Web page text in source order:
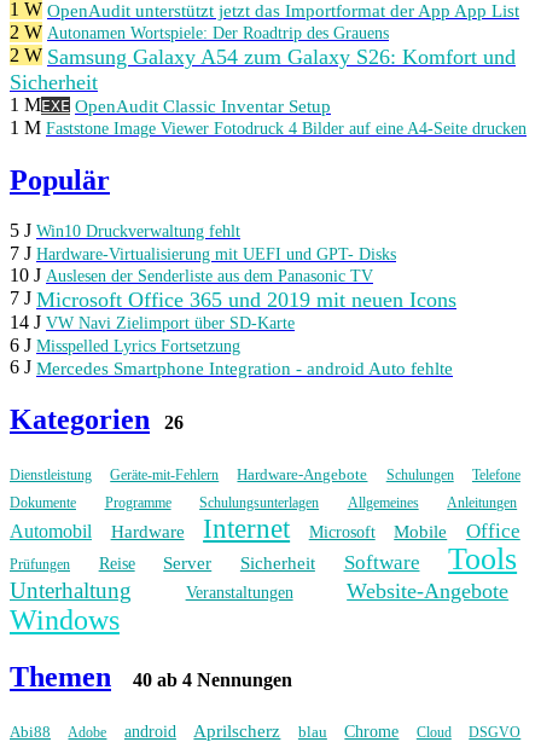
1 W OpenAudit unterstützt jetzt das Importformat der App App List
2 W Autonamen Wortspiele: Der Roadtrip des Grauens
2 W Samsung Galaxy A54 zum Galaxy S26: Komfort und
Sicherheit
1 MEXE OpenAudit Classic Inventar Setup
1 M Faststone Image Viewer Fotodruck 4 Bilder auf eine A4-Seite drucken
Populär
5 J Win10 Druckverwaltung fehlt
7 J Hardware-Virtualisierung mit UEFI und GPT- Disks
10 J Auslesen der Senderliste aus dem Panasonic TV
7 J Microsoft Office 365 und 2019 mit neuen Icons
14 J VW Navi Zielimport über SD-Karte
6 J Misspelled Lyrics Fortsetzung
6 J Mercedes Smartphone Integration - android Auto fehlte
Kategorien 26
Dienstleistung Geräte-mit-Fehlern Hardware-Angebote Schulungen
Telefone
Dokumente
Programme Schulungsunterlagen Allgemeines Anleitungen
Automobil Hardware Internet Microsoft Mobile Office
Prüfungen Reise Server Sicherheit Software Tools
Unterhaltung Veranstaltungen Website-Angebote
Windows
Themen
40 ab 4 Nennungen
Abi88 Adobe android Aprilscherz blau Chrome Cloud DSGVO